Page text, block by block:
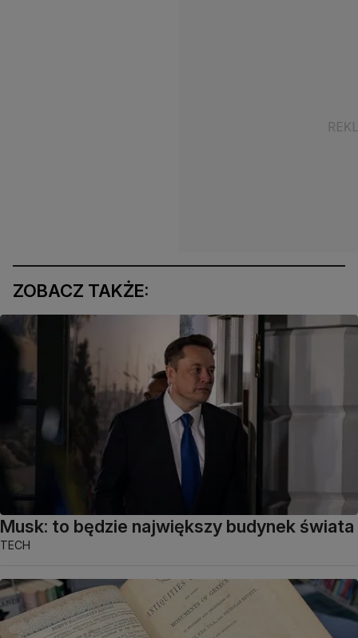
ZOBACZ TAKŻE:
Musk: to będzie największy budynek świata
TECH